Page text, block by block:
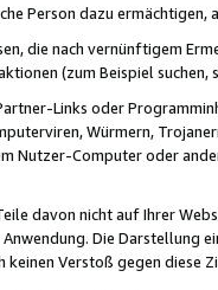
Person dazu
die nach vernünftigem
(zum Beispiel
Links oder
Würmern,
Nutzer-Computer oder
davon nicht auf Ihrer
Die Darstellung
Verstoß gegen diese